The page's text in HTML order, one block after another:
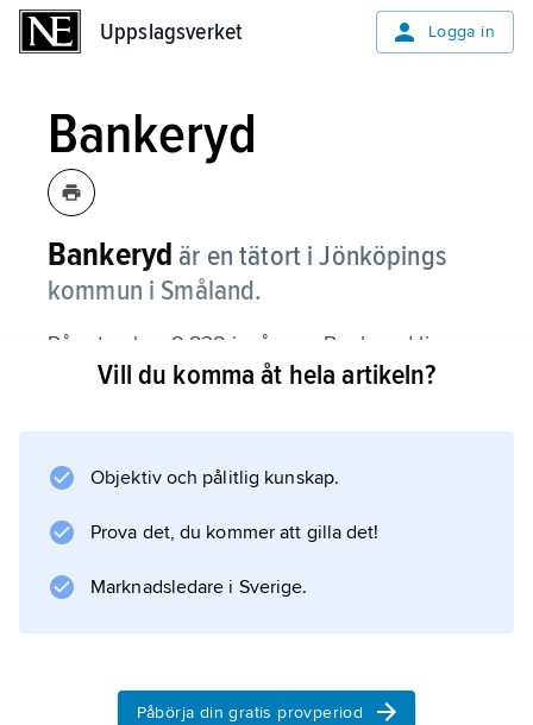
Uppslagsverket Logga in
Bankeryd
Bankeryd är en tätort i Jönköpings
kommun i Småland.
På orten bor 8 838 invånare. Bankeryd ligger
vid Vätterns västra strand och är en utpräglad
Information om artikeln
Vill du komma åt hela artikeln?
Objektiv och pålitlig kunskap.
Prova det, du kommer att gilla det!
Marknadsledare i Sverige.
Påbörja din gratis provperiod